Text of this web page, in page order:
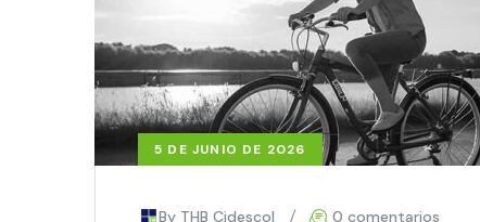
5 DE JUNIO DE 2026
By THB Cidescol 0 comentarios